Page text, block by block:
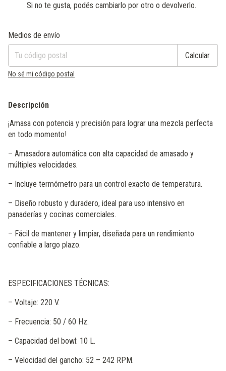
Si no te gusta, podés cambiarlo por otro o devolverlo.
Entregas para el CP:
Medios de envío
Calcular
No sé mi código postal
Descripción
¡Amasa con potencia y precisión para lograr una mezcla perfecta
en todo momento!
– Amasadora automática con alta capacidad de amasado y
múltiples velocidades.
– Incluye termómetro para un control exacto de temperatura.
– Diseño robusto y duradero, ideal para uso intensivo en
panaderías y cocinas comerciales.
– Fácil de mantener y limpiar, diseñada para un rendimiento
confiable a largo plazo.
ESPECIFICACIONES TÉCNICAS:
– Voltaje: 220 V.
– Frecuencia: 50 / 60 Hz.
– Capacidad del bowl: 10 L.
– Velocidad del gancho: 52 – 242 RPM.